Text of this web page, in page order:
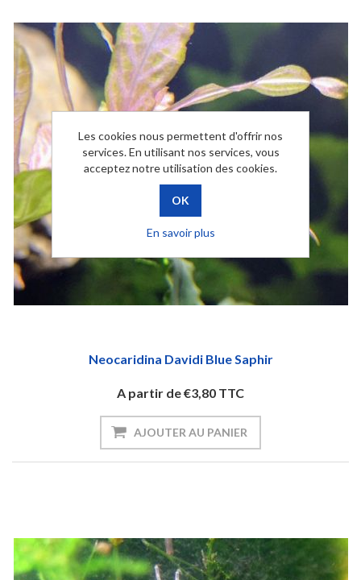
Neocaridina Davidi Blue Saphir
A partir de €3,80 TTC
AJOUTER AU PANIER
Les cookies nous permettent d'offrir nos
services. En utilisant nos services, vous
acceptez notre utilisation des cookies.
En savoir plus